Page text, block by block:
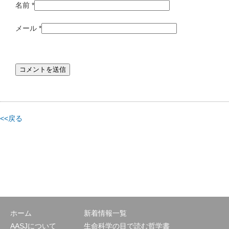
名前 *
メール *
<<戻る
ホーム
AASJについて
新着情報一覧
生命科学の目で読む哲学書